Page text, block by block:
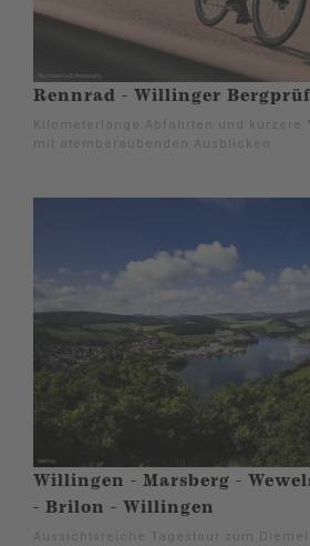
Rennrad - Willinger
Kilometerlange Abfahrten und kürzere
mit atemberaubenden Ausblicken
Willingen - Marsberg -
- Brilon - Willingen
Aussichtsreiche Tagestour zum